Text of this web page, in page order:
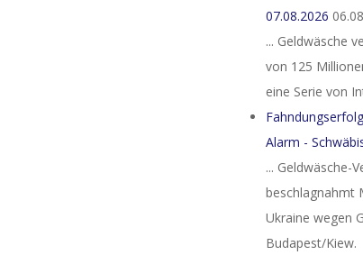
07.08.2026
... Geldwäsche
von 125
eine Serie von
Alarm -
... Geldwäsche-
beschlagnahmt
Ukraine wegen
Budapest/Kiew.